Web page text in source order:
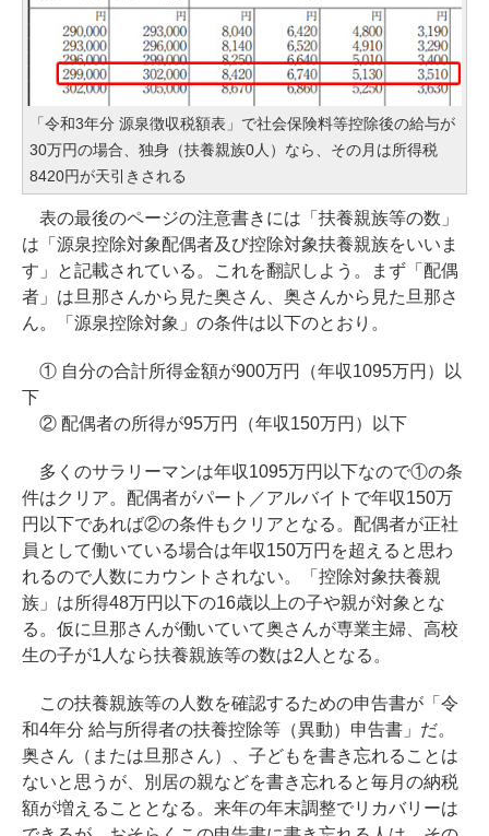
「令和3年分 源泉徴収税額表」で社会保険料等控除後の給与が
30万円の場合、独身（扶養親族0人）なら、その月は所得税
8420円が天引きされる
表の最後のページの注意書きには「扶養親族等の数」
は「源泉控除対象配偶者及び控除対象扶養親族をいいま
す」と記載されている。これを翻訳しよう。まず「配偶
者」は旦那さんから見た奥さん、奥さんから見た旦那さ
ん。「源泉控除対象」の条件は以下のとおり。
① 自分の合計所得金額が900万円（年収1095万円）以
下
② 配偶者の所得が95万円（年収150万円）以下
多くのサラリーマンは年収1095万円以下なので①の条
件はクリア。配偶者がパート／アルバイトで年収150万
円以下であれば②の条件もクリアとなる。配偶者が正社
員として働いている場合は年収150万円を超えると思わ
れるので人数にカウントされない。「控除対象扶養親
族」は所得48万円以下の16歳以上の子や親が対象とな
る。仮に旦那さんが働いていて奥さんが専業主婦、高校
生の子が1人なら扶養親族等の数は2人となる。
この扶養親族等の人数を確認するための申告書が「令
和4年分 給与所得者の扶養控除等（異動）申告書」だ。
奥さん（または旦那さん）、子どもを書き忘れることは
ないと思うが、別居の親などを書き忘れると毎月の納税
額が増えることとなる。来年の年末調整でリカバリーは